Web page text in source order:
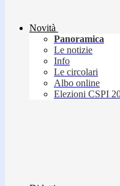
Novità
Panoramica
Le notizie
Info
Le circolari
Albo online
Elezioni CSPI